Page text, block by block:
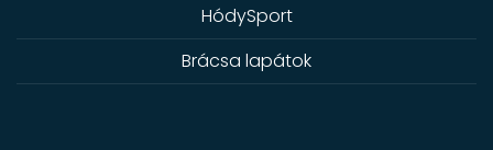
HódySport
Brácsa lapátok